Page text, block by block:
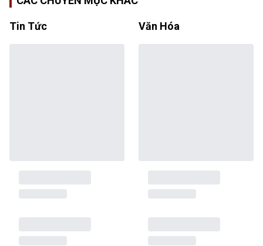
Tin Tức Văn Hóa